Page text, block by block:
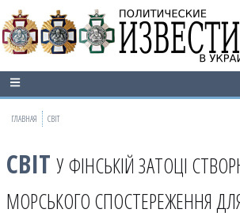
ГЛАВНАЯ СВІТ
СВІТ У ФІНСЬКІЙ ЗАТОЦІ
МОРСЬКОГО СПОСТЕРЕЖЕННЯ